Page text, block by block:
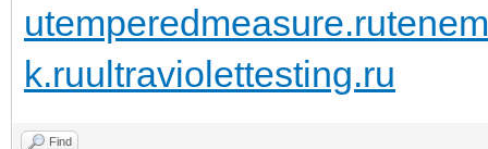
utemperedmeasure.ru
k.ruultraviolettesting.ru
Find